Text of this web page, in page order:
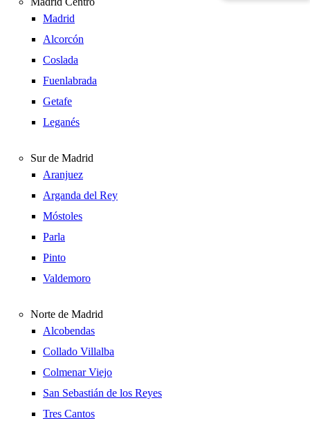
Madrid
Alcorcón
Coslada
Fuenlabrada
Getafe
Leganés
Sur de Madrid
Aranjuez
Arganda del Rey
Móstoles
Parla
Pinto
Valdemoro
Norte de Madrid
Alcobendas
Collado Villalba
Colmenar Viejo
San Sebastián de los Reyes
Tres Cantos